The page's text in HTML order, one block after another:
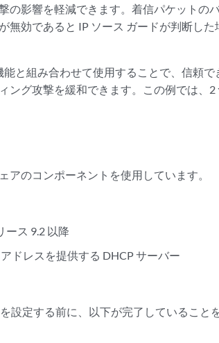
の影響を軽減できます。着信パケットの
無効であると IP ソース ガードが判断し
と組み合わせて使用することで、信頼で
ング攻撃を緩和できます。この例では、2
のコンポーネントを使用しています。
ース 9.2 以降
ドレスを提供する DHCP サーバー
設定する前に、以下が完了していること